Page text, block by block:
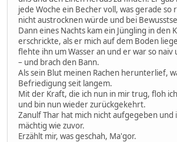
jede Woche ein Becher voll, was gerade so
nicht austrocknen würde und bei
Dann eines Nachts kam ein Jüngling in den
erschrickte, als er mich auf dem Boden
flehte ihn um Wasser an und er war so
– und brach den Bann.
Als sein Blut meinen Rachen herunterlief,
Befriedigung seit langem.
Mit der Kraft, die ich nun in mir trug, floh
und bin nun wieder zurückgekehrt.
Zanulf Thar hat mich nicht aufgegeben und
mächtig wie zuvor.
Erzählt mir, was geschah, Ma'gor.